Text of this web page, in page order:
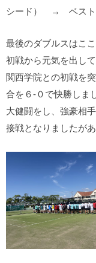
シード） → ベスト
最後のダブルスはこ
初戦から元気を出し
関西学院との初戦を
合を６-０で快勝しま
大健闘をし、強豪相
接戦となりましたが